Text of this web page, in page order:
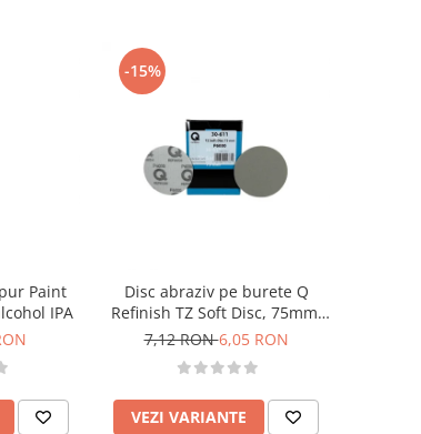
Paint
IPA
-15%
Disc abraziv pe burete Q
Refinish TZ Soft Disc, 75mm,
velcro
7,12 RON6,05 RON
VEZI VARIANTE